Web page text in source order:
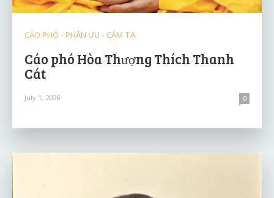
CÁO PHÓ - PHÂN ƯU - CẢM TẠ
Cáo phó Hòa Thượng Thích Thanh
Cát
July 1, 2026 0